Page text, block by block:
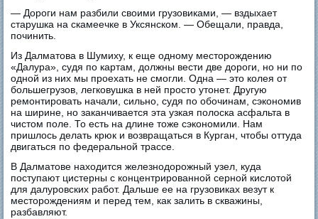
— Дороги нам разбили своими грузовиками, — вздыхает
старушка на скамеечке в Уксянском. — Обещали, правда,
починить.
Из Далматова в Шумиху, к еще одному месторождению
«Далура», судя по картам, должны вести две дороги, но ни по
одной из них мы проехать не смогли. Одна — это колея от
большегрузов, легковушка в ней просто утонет. Другую
ремонтировать начали, сильно, судя по обочинам, сэкономив
на ширине, но заканчивается эта узкая полоска асфальта в
чистом поле. То есть на длине тоже сэкономили. Нам
пришлось делать крюк и возвращаться в Курган, чтобы оттуда
двигаться по федеральной трассе.
В Далматове находится железнодорожный узел, куда
поступают цистерны с концентрированной серной кислотой
для далуровских работ. Дальше ее на грузовиках везут к
месторождениям и перед тем, как залить в скважины,
разбавляют.